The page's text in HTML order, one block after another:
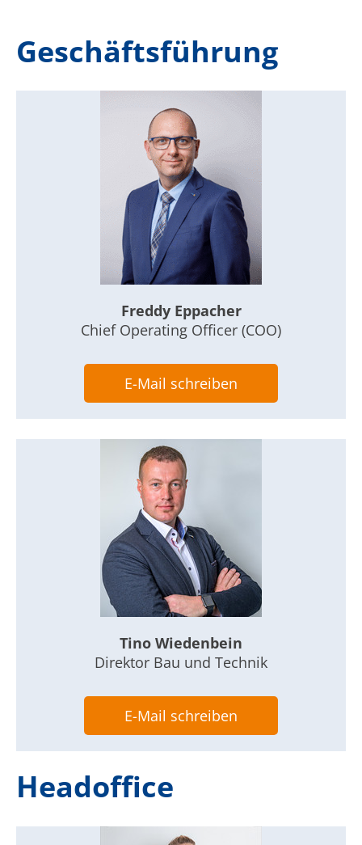
Geschäftsführung
Freddy Eppacher
Chief Operating Officer (COO)
E-Mail schreiben
Tino Wiedenbein
Direktor Bau und Technik
E-Mail schreiben
Headoffice
Zweck:
Dieser Cookie speichert die ausgewählten
STATISTIK
Statistik Cookies erfassen Informationen anonym.
Diese Informationen helfen uns zu verstehen, wie
unsere Besucher unsere Website nutzen.
Name:
Matomo
Cookie von Matomo für Website-Analysen. Erzeugt
statistische Daten darüber, wie der Besucher die
Cookie Laufzeit:
EXTERNE MEDIEN
Um Inhalte von Videoplattformen und Social Media
Plattformen anzeigen zu können, werden von
diesen externen Medien Cookies gesetzt.
YouTube
Name:
NID
Anbieter: